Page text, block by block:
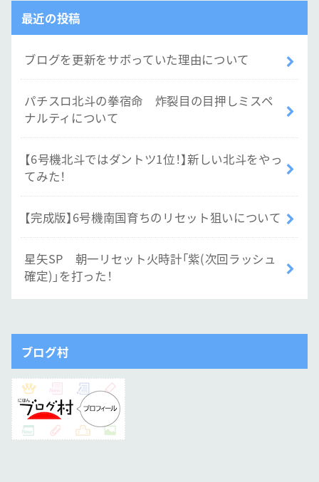
最近の投稿
ブログを更新をサボっていた理由について
パチスロ北斗の拳宿命 炸裂目の目押しミスペ
ナルティについて
【6号機北斗ではダントツ1位！】新しい北斗をやっ
てみた！
【完成版】6号機南国育ちのリセット狙いについて
星矢SP 朝一リセット火時計「紫(次回ラッシュ
確定)」を打った！
ブログ村